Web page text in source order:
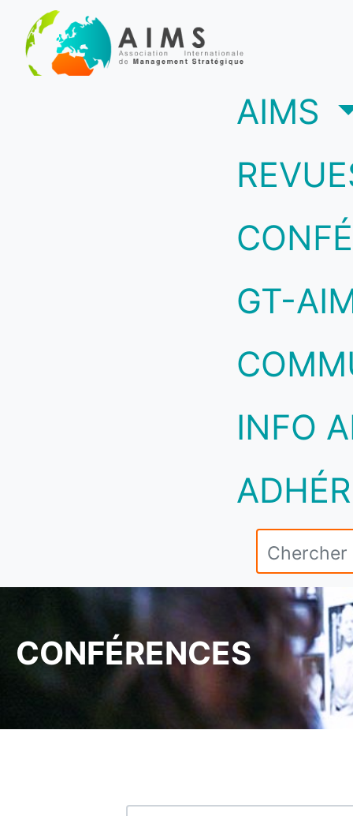
AIMS
GT-
INFO
CONFÉRENCES